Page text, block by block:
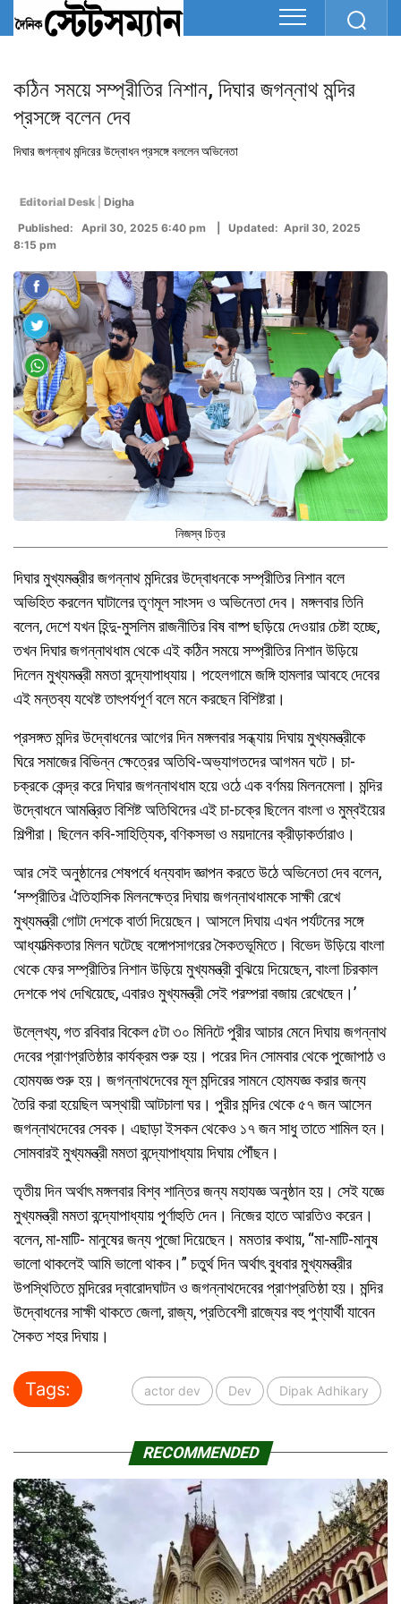
কঠিন সময়ে সম্প্রীতির নিশান, দিঘার জগন্নাথ মন্দির
প্রসঙ্গে বলেন দেব
দিঘার জগন্নাথ মন্দিরের উদ্বোধন প্রসঙ্গে বললেন অভিনেতা
Editorial Desk
Digha
Published: April 30, 2025 6:40 pm | Updated: April 30, 2025
8:15 pm
নিজস্ব চিত্র
দিঘার মুখ্যমন্ত্রীর জগন্নাথ মন্দিরের উদ্বোধনকে সম্প্রীতির নিশান বলে
অভিহিত করলেন ঘাটালের তৃণমূল সাংসদ ও অভিনেতা দেব। মঙ্গলবার তিনি
বলেন, দেশে যখন হিন্দু-মুসলিম রাজনীতির বিষ বাষ্প ছড়িয়ে দেওয়ার চেষ্টা হচ্ছে,
তখন দিঘার জগন্নাথধাম থেকে এই কঠিন সময়ে সম্প্রীতির নিশান উড়িয়ে
দিলেন মুখ্যমন্ত্রী মমতা বন্দ্যোপাধ্যায়। পহেলগামে জঙ্গি হামলার আবহে দেবের
এই মন্তব্য যথেষ্ট তাৎপর্যপূর্ণ বলে মনে করছেন বিশিষ্টরা।
প্রসঙ্গত মন্দির উদ্বোধনের আগের দিন মঙ্গলবার সন্ধ্যায় দিঘায় মুখ্যমন্ত্রীকে
ঘিরে সমাজের বিভিন্ন ক্ষেত্রের অতিথি-অভ্যাগতদের আগমন ঘটে। চা-
চক্রকে কেন্দ্র করে দিঘার জগন্নাথধাম হয়ে ওঠে এক বর্ণময় মিলনমেলা। মন্দির
উদ্বোধনে আমন্ত্রিত বিশিষ্ট অতিথিদের এই চা-চক্রে ছিলেন বাংলা ও মুম্বইয়ের
শিল্পীরা। ছিলেন কবি-সাহিত্যিক, বণিকসভা ও ময়দানের ক্রীড়াকর্তারাও।
আর সেই অনুষ্ঠানের শেষপর্বে ধন্যবাদ জ্ঞাপন করতে উঠে অভিনেতা দেব বলেন,
‘সম্প্রীতির ঐতিহাসিক মিলনক্ষেত্র দিঘায় জগন্নাথধামকে সাক্ষী রেখে
মুখ্যমন্ত্রী গোটা দেশকে বার্তা দিয়েছেন। আসলে দিঘায় এখন পর্যটনের সঙ্গে
আধ্যাত্মিকতার মিলন ঘটেছে বঙ্গোপসাগরের সৈকতভূমিতে। বিভেদ উড়িয়ে বাংলা
থেকে ফের সম্প্রীতির নিশান উড়িয়ে মুখ্যমন্ত্রী বুঝিয়ে দিয়েছেন, বাংলা চিরকাল
দেশকে পথ দেখিয়েছে, এবারও মুখ্যমন্ত্রী সেই পরম্পরা বজায় রেখেছেন।’
উল্লেখ্য, গত রবিবার বিকেল ৫টা ৩০ মিনিটে পুরীর আচার মেনে দিঘায় জগন্নাথ
দেবের প্রাণপ্রতিষ্ঠার কার্যক্রম শুরু হয়। পরের দিন সোমবার থেকে পুজোপাঠ ও
হোমযজ্ঞ শুরু হয়। জগন্নাথদেবের মূল মন্দিরের সামনে হোমযজ্ঞ করার জন্য
তৈরি করা হয়েছিল অস্থায়ী আটচালা ঘর। পুরীর মন্দির থেকে ৫৭ জন আসেন
জগন্নাথদেবের সেবক। এছাড়া ইসকন থেকেও ১৭ জন সাধু তাতে শামিল হন।
সোমবারই মুখ্যমন্ত্রী মমতা বন্দ্যোপাধ্যায় দিঘায় পৌঁছন।
তৃতীয় দিন অর্থাৎ মঙ্গলবার বিশ্ব শান্তির জন্য মহাযজ্ঞ অনুষ্ঠান হয়। সেই যজ্ঞে
মুখ্যমন্ত্রী মমতা বন্দ্যোপাধ্যায় পূ্র্ণাহুতি দেন। নিজের হাতে আরতিও করেন।
বলেন, মা-মাটি- মানুষের জন্য পুজো দিয়েছেন। মমতার কথায়, “মা-মাটি-মানুষ
ভালো থাকলেই আমি ভালো থাকব।” চতুর্থ দিন অর্থাৎ বুধবার মুখ্যমন্ত্রীর
উপস্থিতিতে মন্দিরের দ্বারোদঘাটন ও জগন্নাথদেবের প্রাণপ্রতিষ্ঠা হয়। মন্দির
উদ্বোধনের সাক্ষী থাকতে জেলা, রাজ্য, প্রতিবেশী রাজ্যের বহু পুণ্যার্থী যাবেন
সৈকত শহর দিঘায়।
Tags: actor dev Dev Dipak Adhikary
RECOMMENDED